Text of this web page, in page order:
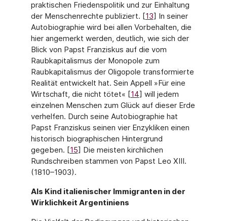
praktischen Friedenspolitik und zur Einhal­tung
der Menschenrechte publiziert. [13] In seiner
Autobiographie wird bei allen Vorbehal­ten, die
hier angemerkt werden, deutlich, wie sich der
Blick von Papst Franziskus auf die vom
Raubkapitalismus der Monopole zum
Raubkapitalismus der Oligopole transfor­mierte
Realität entwickelt hat. Sein Appell »Für eine
Wirtschaft, die nicht tötet« [14] will jedem
einzelnen Menschen zum Glück auf dieser Erde
verhelfen. Durch seine Autobio­graphie hat
Papst Franziskus seinen vier Enzykliken einen
historisch biographischen Hintergrund
gegeben. [15] Die meisten kirchlichen
Rundschreiben stammen von Papst Leo XIII.
(1810–1903).
Als Kind italienischer Immigranten in der
Wirklichkeit Argentiniens